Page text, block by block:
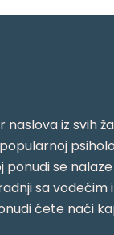
iz svih
se
sa
ćete naći